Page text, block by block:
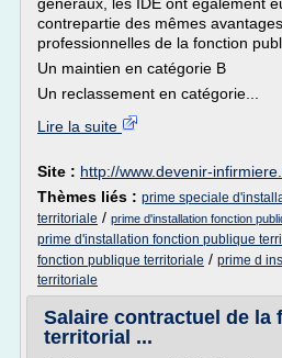
contrepartie des mêmes
professionnelles de la fonction
Un maintien en catégorie B
Un reclassement en catégorie...
Lire la suite
Site : http://www.devenir-
Thèmes liés : prime speciale
territoriale / prime d'installation fonction
prime d'installation fonction publique
fonction publique territoriale / prime d
territoriale
Salaire contractuel de la
territorial ...